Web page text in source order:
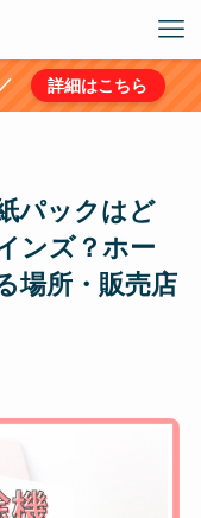
詳細はこちら
パックはど
ンズ？ホー
場所・販売店